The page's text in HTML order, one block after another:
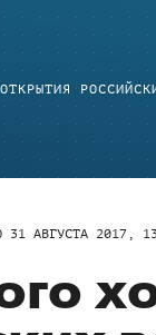
ОТКРЫТИЯ
31 АВГУСТА 2017,